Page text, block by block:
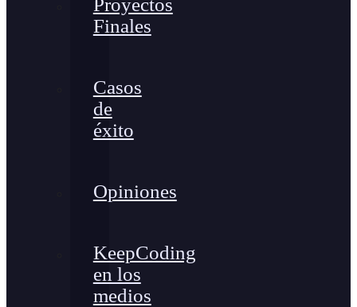
Proyectos
Finales
Casos
de
éxito
Opiniones
KeepCoding
en los
medios